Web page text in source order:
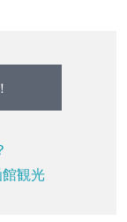
観光